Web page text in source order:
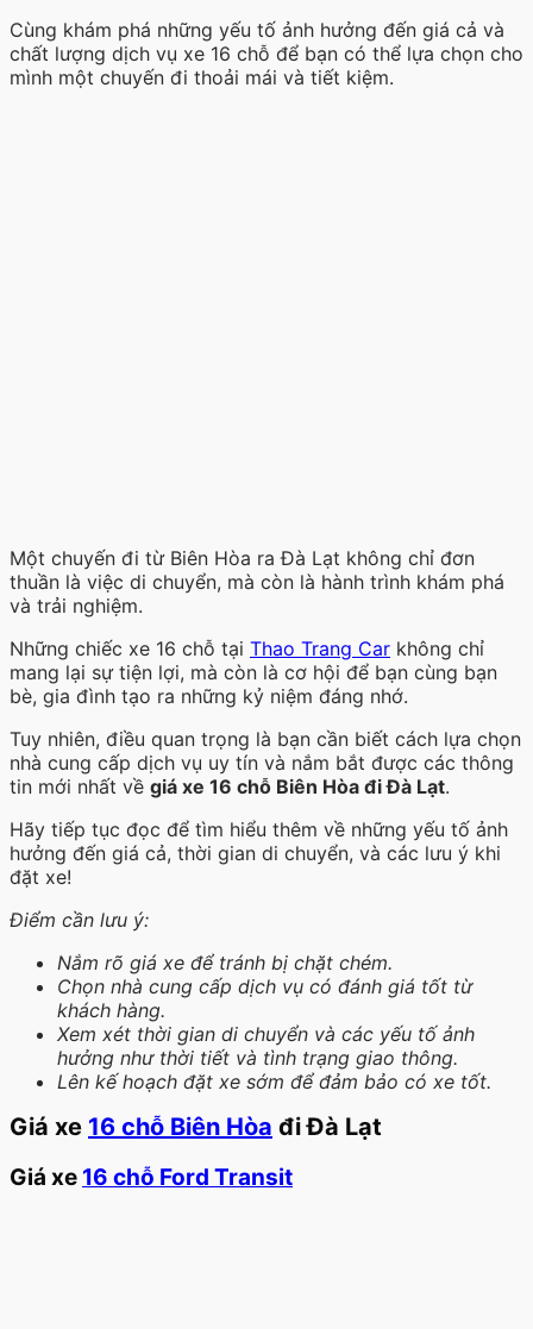
Cùng khám phá những yếu tố ảnh hưởng đến giá cả và
chất lượng dịch vụ xe 16 chỗ để bạn có thể lựa chọn cho
mình một chuyến đi thoải mái và tiết kiệm.
Một chuyến đi từ Biên Hòa ra Đà Lạt không chỉ đơn
thuần là việc di chuyển, mà còn là hành trình khám phá
và trải nghiệm.
Những chiếc xe 16 chỗ tại Thao Trang Car không chỉ
mang lại sự tiện lợi, mà còn là cơ hội để bạn cùng bạn
bè, gia đình tạo ra những kỷ niệm đáng nhớ.
Tuy nhiên, điều quan trọng là bạn cần biết cách lựa chọn
nhà cung cấp dịch vụ uy tín và nắm bắt được các thông
tin mới nhất về giá xe 16 chỗ Biên Hòa đi Đà Lạt.
Hãy tiếp tục đọc để tìm hiểu thêm về những yếu tố ảnh
hưởng đến giá cả, thời gian di chuyển, và các lưu ý khi
đặt xe!
Điểm cần lưu ý:
Nắm rõ giá xe để tránh bị chặt chém.
Chọn nhà cung cấp dịch vụ có đánh giá tốt từ
khách hàng.
Xem xét thời gian di chuyển và các yếu tố ảnh
hưởng như thời tiết và tình trạng giao thông.
Lên kế hoạch đặt xe sớm để đảm bảo có xe tốt.
Giá xe 16 chỗ Biên Hòa đi Đà Lạt
Giá xe 16 chỗ Ford Transit